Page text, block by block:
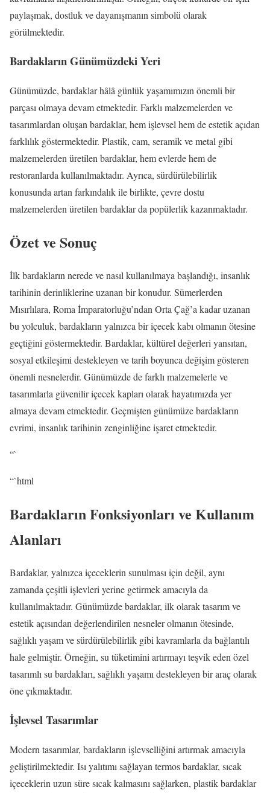
paylaşmak, dostluk ve dayanışmanın simbolü olarak
görülmektedir.
Bardakların Günümüzdeki Yeri
Günümüzde, bardaklar hâlâ günlük yaşamımızın önemli bir
parçası olmaya devam etmektedir. Farklı malzemelerden ve
tasarımlardan oluşan bardaklar, hem işlevsel hem de estetik açıdan
farklılık göstermektedir. Plastik, cam, seramik ve metal gibi
malzemelerden üretilen bardaklar, hem evlerde hem de
restoranlarda kullanılmaktadır. Ayrıca, sürdürülebilirlik
konusunda artan farkındalık ile birlikte, çevre dostu
malzemelerden üretilen bardaklar da popülerlik kazanmaktadır.
Özet ve Sonuç
İlk bardakların nerede ve nasıl kullanılmaya başlandığı, insanlık
tarihinin derinliklerine uzanan bir konudur. Sümerlerden
Mısırlılara, Roma İmparatorluğu’ndan Orta Çağ’a kadar uzanan
bu yolculuk, bardakların yalnızca bir içecek kabı olmanın ötesine
geçtiğini göstermektedir. Bardaklar, kültürel değerleri yansıtan,
sosyal etkileşimi destekleyen ve tarih boyunca değişim gösteren
önemli nesnelerdir. Günümüzde de farklı malzemelerle ve
tasarımlarla güvenilir içecek kapları olarak hayatımızda yer
almaya devam etmektedir. Geçmişten günümüze bardakların
evrimi, insanlık tarihinin zenginliğine işaret etmektedir.
“`
“`html
Bardakların Fonksiyonları ve Kullanım
Alanları
Bardaklar, yalnızca içeceklerin sunulması için değil, aynı
zamanda çeşitli işlevleri yerine getirmek amacıyla da
kullanılmaktadır. Günümüzde bardaklar, ilk olarak tasarım ve
estetik açısından değerlendirilen nesneler olmanın ötesinde,
sağlıklı yaşam ve sürdürülebilirlik gibi kavramlarla da bağlantılı
hale gelmiştir. Örneğin, su tüketimini artırmayı teşvik eden özel
tasarımlı su bardakları, sağlıklı yaşamı destekleyen bir araç olarak
öne çıkmaktadır.
İşlevsel Tasarımlar
Modern tasarımlar, bardakların işlevselliğini artırmak amacıyla
geliştirilmektedir. Isı yalıtımı sağlayan termos bardaklar, sıcak
içeceklerin uzun süre sıcak kalmasını sağlarken, plastik bardaklar